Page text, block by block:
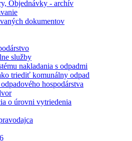
Objednávky - archív
dokumentov
služby
nakladania s odpadmi
triediť komunálny odpad
hospodárstva
o úrovni vytriedenia